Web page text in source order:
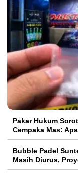
Pakar Hukum
Cempaka Mas:
Bubble Padel
Masih Diurus,